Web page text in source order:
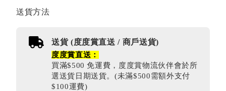
送貨方法
送貨 (度度賞直送 / 商戶送貨)
度度賞直送：
買滿$500 免運費，度度賞物流伙伴會於所
選送貨日期送貨。(未滿$500需額外支付
$100運費)